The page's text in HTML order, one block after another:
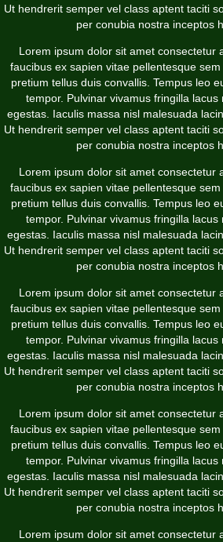
Ut hendrerit semper vel class aptent taciti
per conubia nostra inceptos
Lorem ipsum dolor sit amet consectetur
faucibus ex sapien vitae pellentesque
pretium tellus duis convallis. Tempus leo
tempor. Pulvinar vivamus fringilla lacus
egestas. Iaculis massa nisl malesuada
Ut hendrerit semper vel class aptent taciti
per conubia nostra inceptos
Lorem ipsum dolor sit amet consectetur
faucibus ex sapien vitae pellentesque
pretium tellus duis convallis. Tempus leo
tempor. Pulvinar vivamus fringilla lacus
egestas. Iaculis massa nisl malesuada
Ut hendrerit semper vel class aptent taciti
per conubia nostra inceptos
Lorem ipsum dolor sit amet consectetur
faucibus ex sapien vitae pellentesque
pretium tellus duis convallis. Tempus leo
tempor. Pulvinar vivamus fringilla lacus
egestas. Iaculis massa nisl malesuada
Ut hendrerit semper vel class aptent taciti
per conubia nostra inceptos
Lorem ipsum dolor sit amet consectetur
faucibus ex sapien vitae pellentesque
pretium tellus duis convallis. Tempus leo
tempor. Pulvinar vivamus fringilla lacus
egestas. Iaculis massa nisl malesuada
Ut hendrerit semper vel class aptent taciti
per conubia nostra inceptos
Lorem ipsum dolor sit amet consectetur